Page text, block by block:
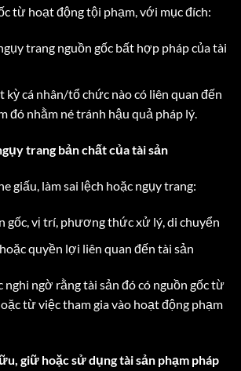
từ hoạt động tội phạm, với mục đích:
trang nguồn gốc bất hợp pháp của tài
kỳ cá nhân/tổ chức nào có liên quan đến
đó nhằm né tránh hậu quả pháp lý.
trang bản chất của tài sản
giấu, làm sai lệch hoặc ngụy trang:
gốc, vị trí, phương thức xử lý, di chuyển
quyền lợi liên quan đến tài sản
ngờ rằng tài sản đó có nguồn gốc từ
từ việc tham gia vào hoạt động phạm
giữ hoặc sử dụng tài sản phạm pháp